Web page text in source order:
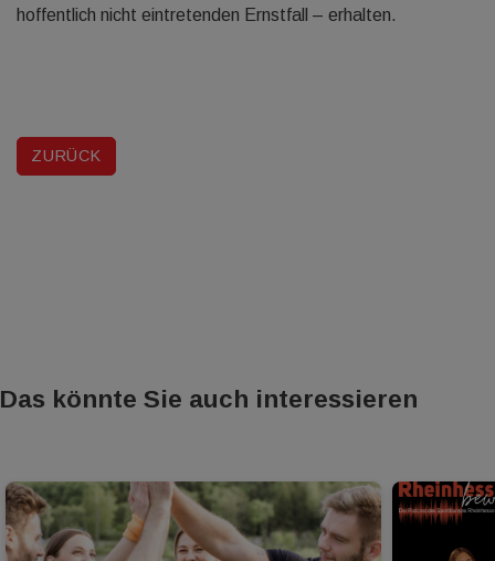
ZURÜCK
hoffentlich nicht eintretenden Ernstfall – erhalten.
Das könnte Sie auch interessieren